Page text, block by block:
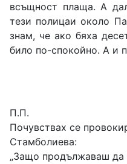
всъщност плаща. А
тези полицаи около
знам, че ако бяха
било по-спокойно. А и
П.П.
Почувствах се
Стамболиева:
„Защо продължаваш да